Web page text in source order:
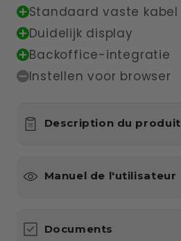
Standaard vaste kabel
Duidelijk display
⁠Backoffice-integratie
Instellen voor browser
Description du produit
Manuel de l'utilisateur
Documents